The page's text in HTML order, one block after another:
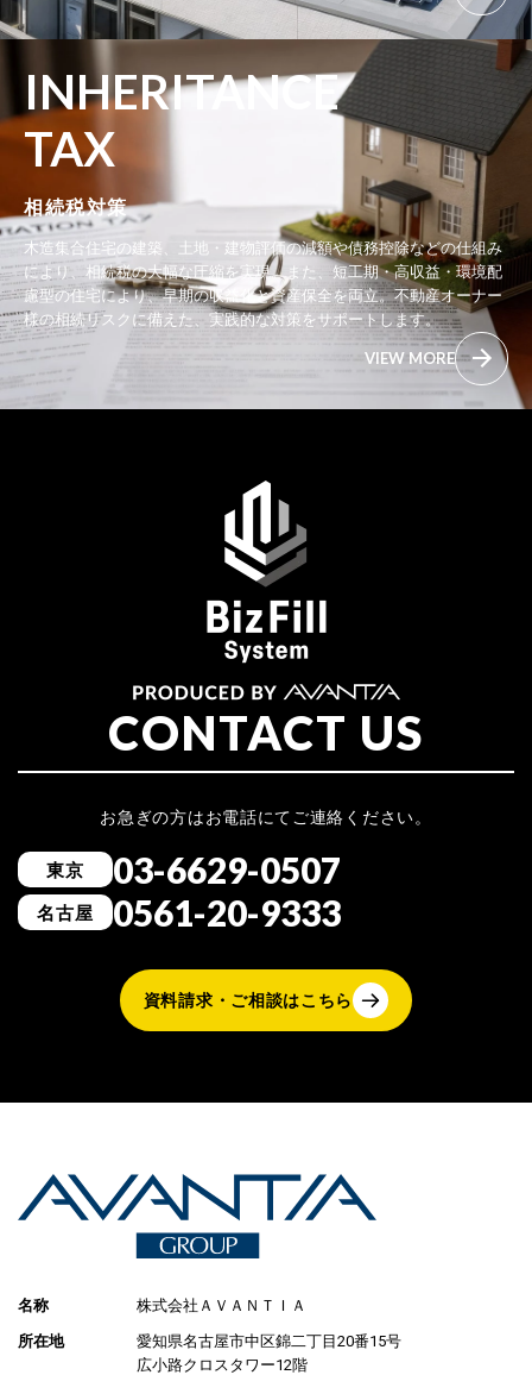
INHERITANCE
TAX
相続税対策
木造集合住宅の建築、土地・建物評価の減額や債務控除などの仕組み
により、相続税の大幅な圧縮を実現。また、短工期・高収益・環境配
慮型の住宅により、早期の収益化と資産保全を両立。不動産オーナー
様の相続リスクに備えた、実践的な対策をサポートします。
VIEW MORE
CONTACT US
お急ぎの方はお電話にてご連絡ください。
東京 03-6629-0507
名古屋 0561-20-9333
資料請求・ご相談はこちら
名称
株式会社ＡＶＡＮＴＩＡ
所在地
愛知県名古屋市中区錦二丁目20番15号
広小路クロスタワー12階